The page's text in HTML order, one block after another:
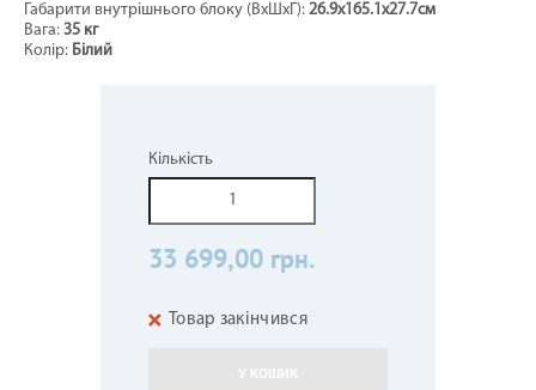
Габарити внутрішнього блоку (ВхШхГ): 26.9х165.1х27.7см
Вага: 35 кг
Колір: Білий
Кількість
33 699,00 грн.
Товар закінчився
У КОШИК